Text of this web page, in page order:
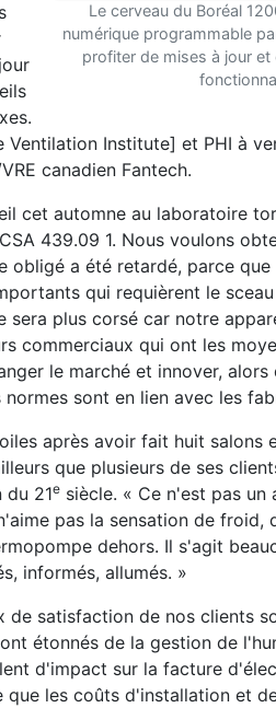
Le cerveau du Boréal
numérique programmable
profiter de mises à jour
Ventilation Institute] et PHI à
canadien Fantech.
cet automne au laboratoire
439.09 1. Nous voulons
obligé a été retardé, parce
qui requièrent le
plus corsé car notre
commerciaux qui ont les
le marché et innover,
sont en lien avec les
après avoir fait huit salons
que plusieurs de ses
du 21e siècle. « Ce n'est pas
pas la sensation de froid,
dehors. Il s'agit
informés, allumés. »
satisfaction de nos clients
étonnés de la gestion de
d'impact sur la facture
les coûts d'installation et